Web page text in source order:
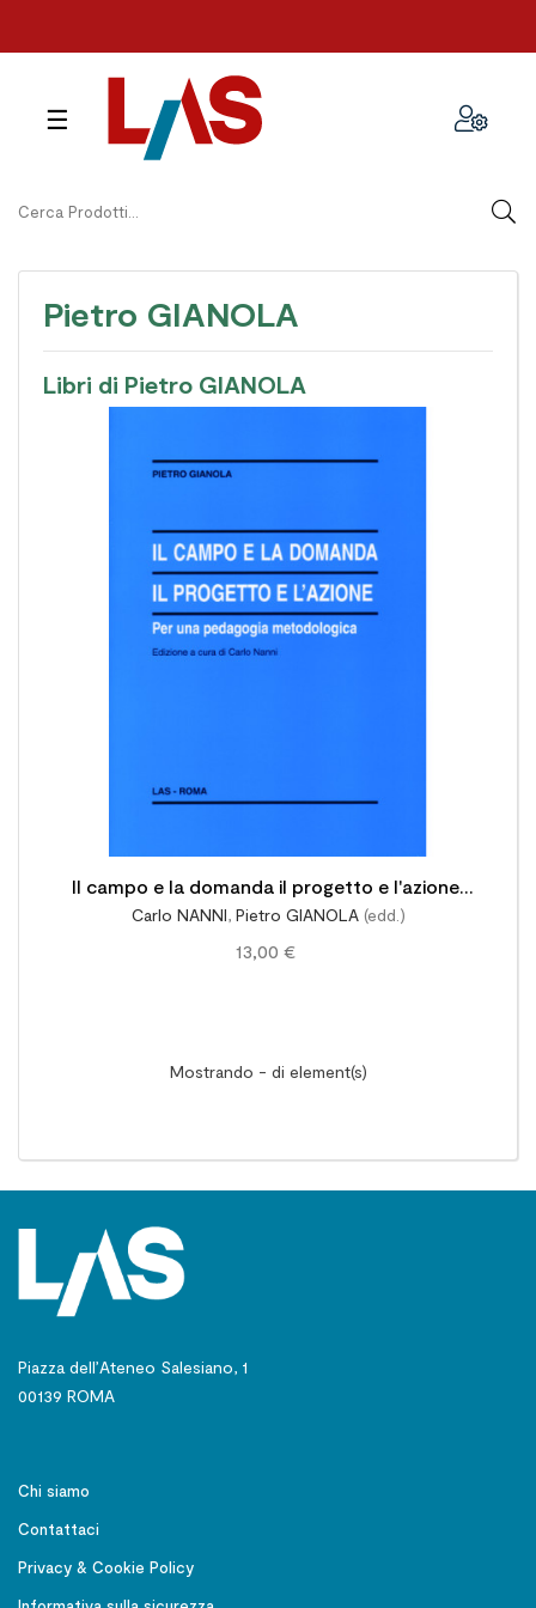
navigazione
☰
Pietro GIANOLA
Libri di Pietro GIANOLA
Il campo e la domanda il progetto e l'azione.
Per una pedagogia metodologica
Carlo NANNI, Pietro GIANOLA(edd.)
13,00 €
Mostrando - di element(s)
Piazza dell’Ateneo Salesiano, 1
00139 ROMA
Chi siamo
Contattaci
Privacy & Cookie Policy